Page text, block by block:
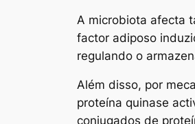
A microbiota afecta
factor adiposo
regulando o
Além disso, por
proteína quinase
conjugados de